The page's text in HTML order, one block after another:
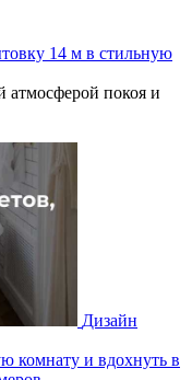
14 м в стильную
атмосферой покоя и
Дизайн
комнату и вдохнуть в